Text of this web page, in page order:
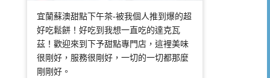
宜蘭蘇澳甜點下午茶-被我個人推到爆的超
好吃鬆餅！好吃到我想一直吃的達克瓦
茲！歡迎來到下予甜點專門店，這裡美味
很剛好，服務很剛好，一切的一切都那麼
剛剛好。